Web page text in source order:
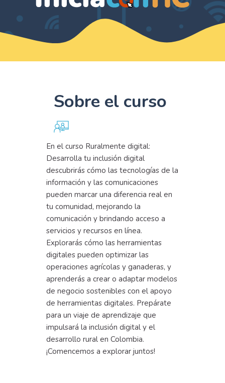
Sobre el curso
En el curso Ruralmente digital:
Desarrolla tu inclusión digital
descubrirás cómo las tecnologías de la
información y las comunicaciones
pueden marcar una diferencia real en
tu comunidad, mejorando la
comunicación y brindando acceso a
servicios y recursos en línea.
Explorarás cómo las herramientas
digitales pueden optimizar las
operaciones agrícolas y ganaderas, y
aprenderás a crear o adaptar modelos
de negocio sostenibles con el apoyo
de herramientas digitales. Prepárate
para un viaje de aprendizaje que
impulsará la inclusión digital y el
desarrollo rural en Colombia.
¡Comencemos a explorar juntos!